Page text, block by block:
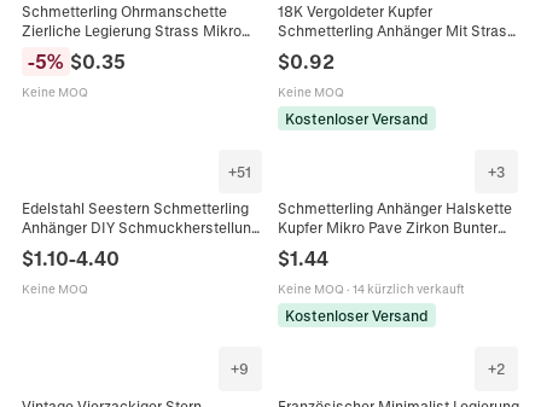
Schmetterling Ohrmanschette
Zierliche Legierung Strass Mikro
Stil Für Damen
-5% $0.35
Keine MOQ
18K Vergoldeter Kupfer
Schmetterling Anhänger Mit Strass
Schmuck Zubehör Für DIY
Halskette
$0.92
Keine MOQ
Kostenloser Versand
+51
Edelstahl Seestern Schmetterling
Anhänger DIY Schmuckherstellung
Ozean Stil Emaille Tropföl Charms
Für Halskette Armband Damen
Zubehör
$1.10-4.40
Keine MOQ
+3
Schmetterling Anhänger Halskette
Kupfer Mikro Pave Zirkon Bunter
Kristall Modeschmuck Für Damen
Eleganter Schmuck
$1.44
Keine MOQ · 14 kürzlich verkauft
Kostenloser Versand
+9 +2